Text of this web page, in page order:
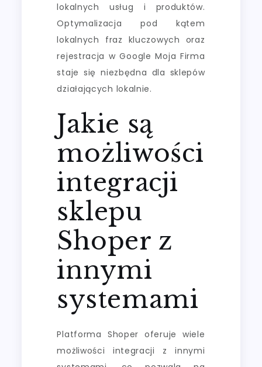
lokalnych usług i produktów.
Optymalizacja pod kątem
lokalnych fraz kluczowych oraz
rejestracja w Google Moja Firma
staje się niezbędna dla sklepów
działających lokalnie.
Jakie są
możliwości
integracji
sklepu
Shoper z
innymi
systemami
Platforma Shoper oferuje wiele
możliwości integracji z innymi